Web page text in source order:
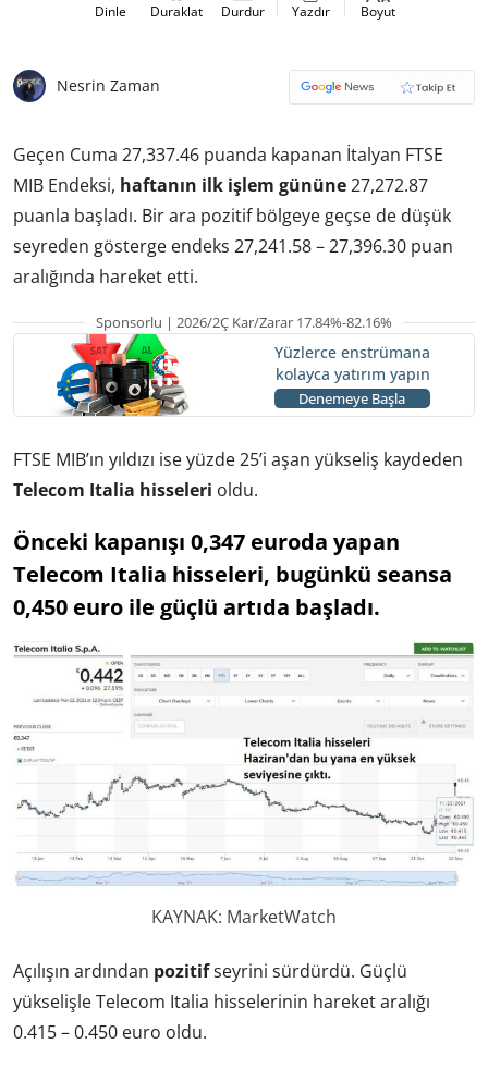
Dinle Duraklat Durdur Yazdır Boyut
Nesrin Zaman
Geçen Cuma 27,337.46 puanda kapanan İtalyan FTSE
MIB Endeksi, haftanın ilk işlem gününe27,272.87
puanla başladı. Bir ara pozitif bölgeye geçse de düşük
seyreden gösterge endeks 27,241.58 – 27,396.30 puan
aralığında hareket etti.
Sponsorlu | 2026/2Ç Kar/Zarar 17.84%-82.16%
Yüzlerce enstrümana
kolayca yatırım yapın
Denemeye Başla
FTSE MIB’ın yıldızı ise yüzde 25’i aşan yükseliş kaydeden
Telecom Italia hisseleri oldu.
Önceki kapanışı 0,347 euroda yapan
Telecom Italia hisseleri, bugünkü seansa
0,450 euro ile güçlü artıda başladı.
KAYNAK: MarketWatch
Açılışın ardından pozitifseyrini sürdürdü. Güçlü
yükselişle Telecom Italia hisselerinin hareket aralığı
0.415 – 0.450 euro oldu.